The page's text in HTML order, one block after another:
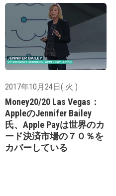
2017年10月24日( 火 )
Money20/20 Las Vegas：
AppleのJennifer Bailey
氏、Apple Payは世界のカ
ード決済市場の７０％を
カバーしている